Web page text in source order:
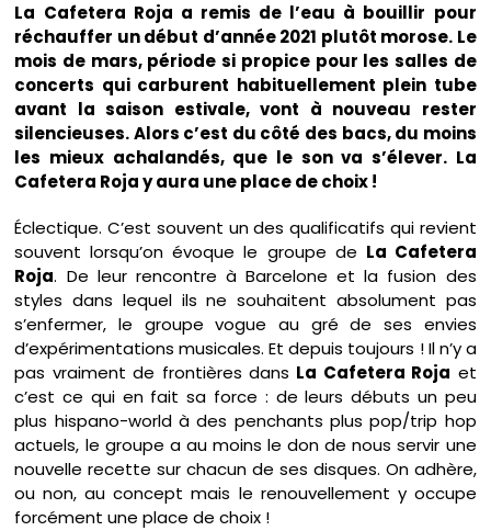
La Cafetera Roja a remis de l’eau à bouillir pour
réchauffer un début d’année 2021 plutôt morose. Le
mois de mars, période si propice pour les salles de
concerts qui carburent habituellement plein tube
avant la saison estivale, vont à nouveau rester
silencieuses. Alors c’est du côté des bacs, du moins
les mieux achalandés, que le son va s’élever. La
Cafetera Roja y aura une place de choix !
Éclectique. C’est souvent un des qualificatifs qui revient
souvent lorsqu’on évoque le groupe de La Cafetera
Roja. De leur rencontre à Barcelone et la fusion des
styles dans lequel ils ne souhaitent absolument pas
s’enfermer, le groupe vogue au gré de ses envies
d’expérimentations musicales. Et depuis toujours ! Il n’y a
pas vraiment de frontières dans La Cafetera Roja et
c’est ce qui en fait sa force : de leurs débuts un peu
plus hispano-world à des penchants plus pop/trip hop
actuels, le groupe a au moins le don de nous servir une
nouvelle recette sur chacun de ses disques. On adhère,
ou non, au concept mais le renouvellement y occupe
forcément une place de choix !